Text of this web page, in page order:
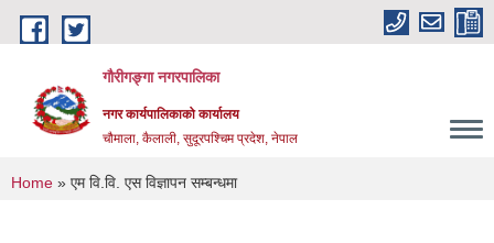
Skip to main content
गौरीगङ्गा नगरपालिका
नगर कार्यपालिकाको कार्यालय
चौमाला, कैलाली, सुदूरपश्चिम प्रदेश, नेपाल
You are here
Home » ‌एम वि.वि. एस विज्ञापन सम्बन्धमा